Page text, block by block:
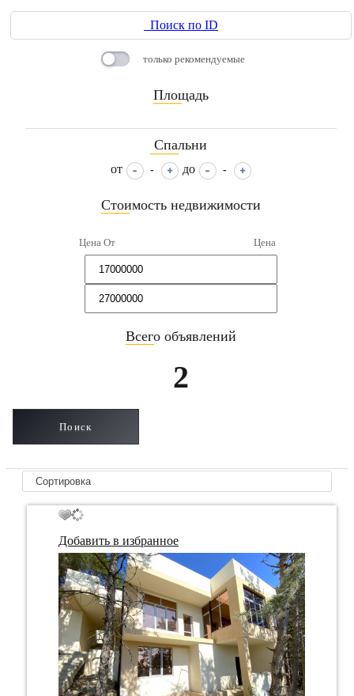
Поиск по ID
только рекомендуемые
Площадь
____
Спальни
____
от - до -
Стоимость недвижимости
____
Цена От Цена
Всего объявлений
____
2
Добавить в избранное